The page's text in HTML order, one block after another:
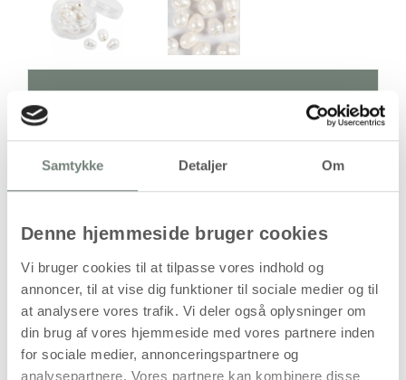
Samtykke Detaljer Om
Denne hjemmeside bruger cookies
Vi bruger cookies til at tilpasse vores indhold og
annoncer, til at vise dig funktioner til sociale medier og til
at analysere vores trafik. Vi deler også oplysninger om
din brug af vores hjemmeside med vores partnere inden
for sociale medier, annonceringspartnere og
analysepartnere. Vores partnere kan kombinere disse
stk
124,94
(99,95kr.ekskl. moms)
Leveringsomkostninger
Læg i kurven